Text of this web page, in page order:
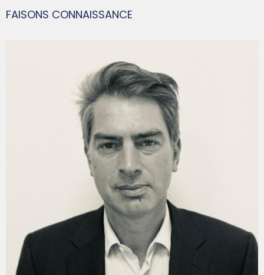
FAISONS CONNAISSANCE
FRANÇOIS-XAVIER GUIS